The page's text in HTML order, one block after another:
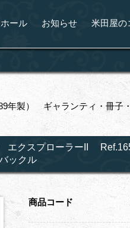
ール お知らせ 米田屋の
年製） ギャランティ・冊
エクスプローラーII
ックル
商品コード